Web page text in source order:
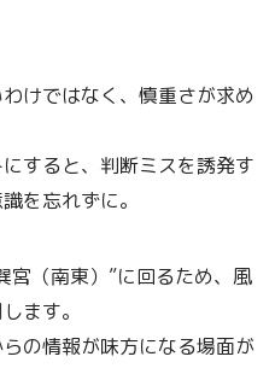
けではなく、慎重さが求め
すると、判断ミスを誘発す
を忘れずに。
宮（南東）”に回るため、風
ます。
の情報が味方になる場面が